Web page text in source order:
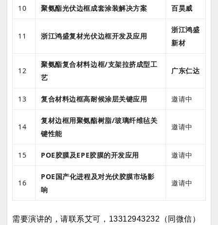
10 聚氨酯光伏边框成套涂装解决方案 百昊威
11 浙江鸿盛复材光伏边框开发及应用
浙江鸿盛
新材
12
聚氨酯复合材料边框/支架拉挤成型工
艺
广东仁达
13 复合材料边框高耐候涂层关键应用 邀请中
14
复材边框用聚氨酯树脂/玻璃纤维毡关
键性能
邀请中
15 POE胶膜及EPE胶膜的开发应用 邀请中
16
POE国产化进程及对光伏胶膜市场影
响
邀请中
需要演讲的，请联系艾可，13312943232（同微信）